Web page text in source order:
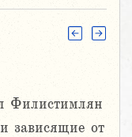
Филистимлян
зависящие от